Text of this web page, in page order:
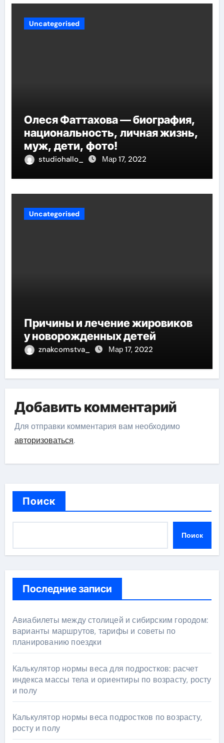
Uncategorised
Олеся Фаттахова — биография,
национальность, личная жизнь,
муж, дети, фото!
studiohallo_ Мар 17, 2022
Uncategorised
Причины и лечение жировиков
у новорожденных детей
znakcomstva_ Мар 17, 2022
Добавить комментарий
Для отправки комментария вам необходимо
авторизоваться.
Поиск
Поиск
Последние записи
Авиабилеты между столицей и сибирским городом:
варианты маршрутов, тарифы и советы по
планированию поездки
Калькулятор нормы веса для подростков: расчет
индекса массы тела и ориентиры по возрасту, росту
и полу
Калькулятор нормы веса подростков по возрасту,
росту и полу